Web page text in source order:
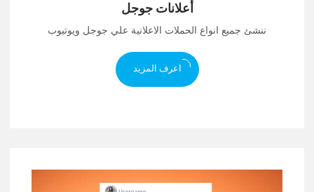
أعلانات جوجل
ننشئ جميع انواع الحملات الاعلانية علي جوجل ويوتيوب
اعرف المزيد